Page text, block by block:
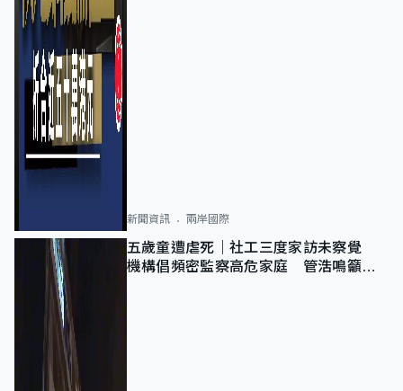
新聞資訊 兩岸國際
五歲童遭虐死｜社工三度家訪未察覺
機構倡頻密監察高危家庭 管浩鳴籲加